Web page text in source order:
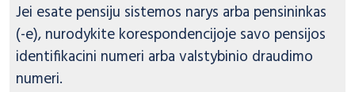
Jei esate pensiju sistemos narys arba pensininkas
(-e), nurodykite korespondencijoje savo pensijos
identifikacini numeri arba valstybinio draudimo
numeri.